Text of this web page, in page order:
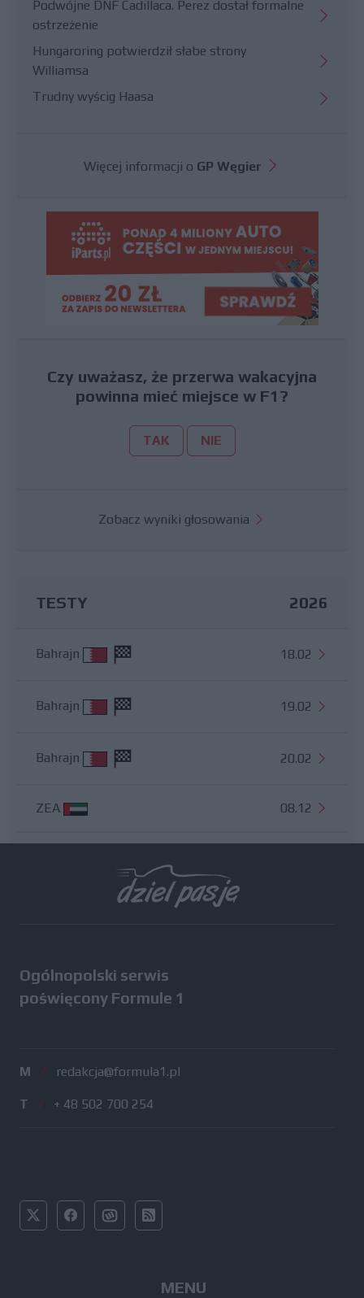
Podwójne DNF Cadillaca. Perez dostał formalne
ostrzeżenie
Hungaroring potwierdził słabe strony
Williamsa
Trudny wyścig Haasa
Więcej informacji o GP Węgier
Czy uważasz, że przerwa wakacyjna
powinna mieć miejsce w F1?
TAK NIE
Zobacz wyniki głosowania
TESTY 2026
Bahrajn 18.02
Bahrajn 19.02
Bahrajn 20.02
ZEA 08.12
Ogólnopolski serwis
poświęcony Formule 1
M / redakcja@formula1.pl
T / + 48 502 700 254
MENU